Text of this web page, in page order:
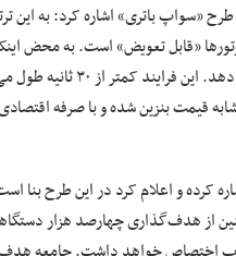
«سواپ باتری» اشاره کرد: به این
«قابل تعویض» است. به محض
می‌تواند تنها باتری را جابجا کند و
قیمت بنزین شده و با صرفه
از هدف‌گذاری چهارصد هزار